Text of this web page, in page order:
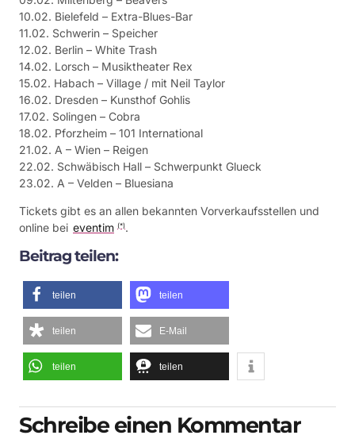
10.02. Bielefeld – Extra-Blues-Bar
11.02. Schwerin – Speicher
12.02. Berlin – White Trash
14.02. Lorsch – Musiktheater Rex
15.02. Habach – Village / mit Neil Taylor
16.02. Dresden – Kunsthof Gohlis
17.02. Solingen – Cobra
18.02. Pforzheim – 101 International
21.02. A – Wien – Reigen
22.02. Schwäbisch Hall – Schwerpunkt Glueck
23.02. A – Velden – Bluesiana
Tickets gibt es an allen bekannten Vorverkaufsstellen und
online bei eventim (*).
Beitrag teilen:
teilen teilen
teilen E-Mail
teilen teilen
Schreibe einen Kommentar